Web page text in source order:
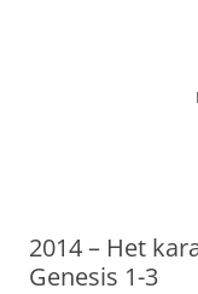
2014 – Het
Genesis 1-3